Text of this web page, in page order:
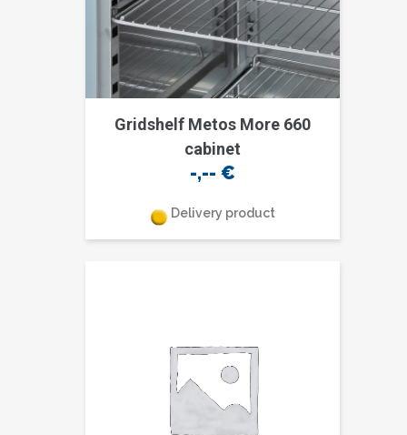
Gridshelf Metos More 660
cabinet
-,-- €
Delivery product